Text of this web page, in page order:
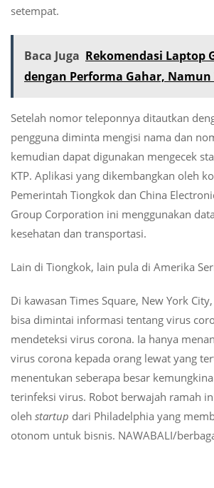
setempat.
Baca Juga Rekomendasi Laptop
dengan Performa Gahar, Namun
Setelah nomor teleponnya ditautkan
pengguna diminta mengisi nama dan
kemudian dapat digunakan mengecek
KTP. Aplikasi yang dikembangkan oleh
Pemerintah Tiongkok dan China
Group Corporation ini menggunakan
kesehatan dan transportasi.
Lain di Tiongkok, lain pula di Amerika
Di kawasan Times Square, New York
bisa dimintai informasi tentang virus
mendeteksi virus corona. Ia hanya
virus corona kepada orang lewat yang
menentukan seberapa besar
terinfeksi virus. Robot berwajah ramah
oleh startup dari Philadelphia yang
otonom untuk bisnis. NAWABALI/